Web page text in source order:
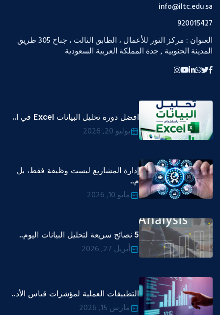
info@iltc.edu.sa
920015427
العنوان : مركز النور للأعمال ، الطابق الثالث ، جناح 305 طريق
المدينة الجنوبية , جدة المملكة العربية السعودية
افضل دورة تحليل البيانات Excel في ا..
يوليو 20, 2026
إدارة المشاريع ليست وظيفة فقط، بل
م..
مايو 10, 2026
5 نصائح سريعة لتحليل البيانات اليوم..
أبريل 27, 2026
التطبيقات العملية لمؤشرات قياس الأد..
مارس 15, 2026